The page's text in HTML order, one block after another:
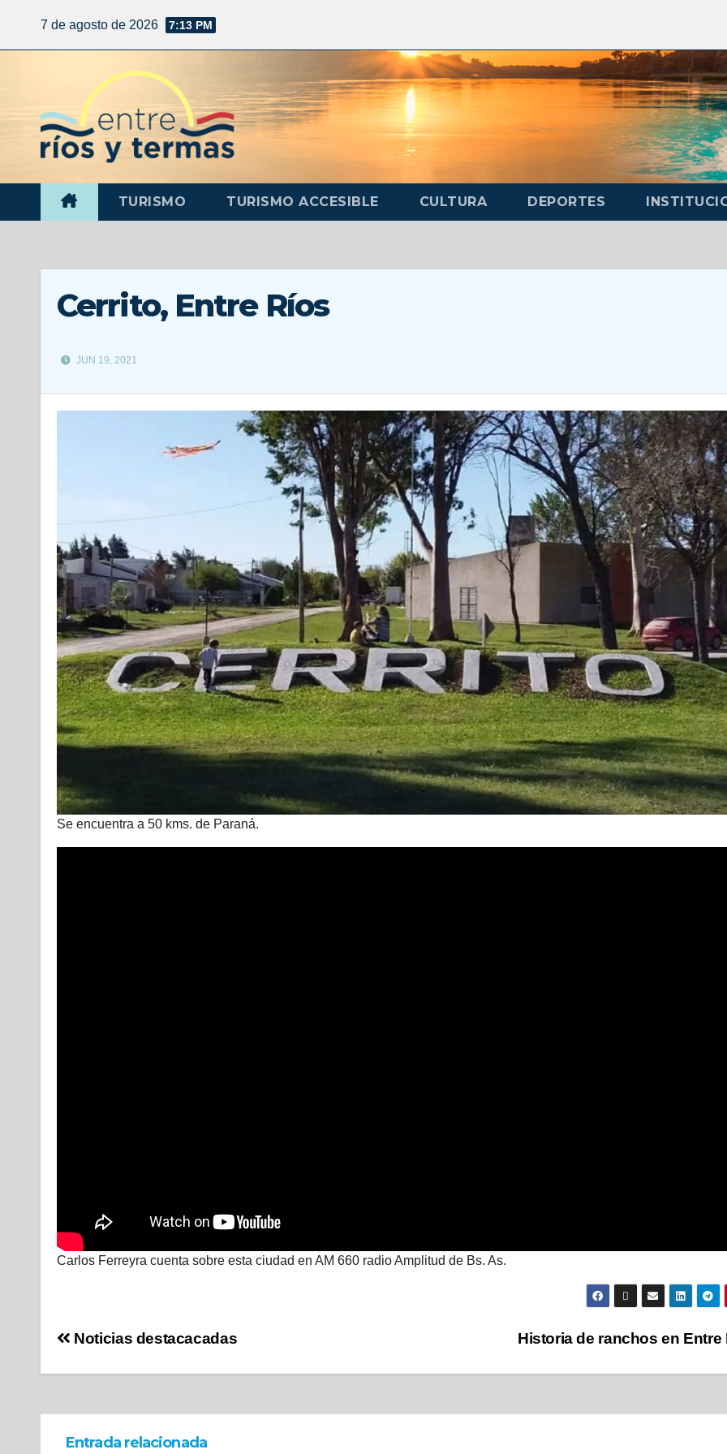
7 de agosto de 2026 7:13 PM
TURISMO TURISMO ACCESIBLE CULTURA DEPORTES
Cerrito, Entre Ríos
JUN 19, 2021
Se encuentra a 50 kms. de Paraná.
Carlos Ferreyra cuenta sobre esta ciudad en AM 660 radio Amplitud de Bs. As.
Historia de ranchos en
Noticias destacacadas
Entrada relacionada